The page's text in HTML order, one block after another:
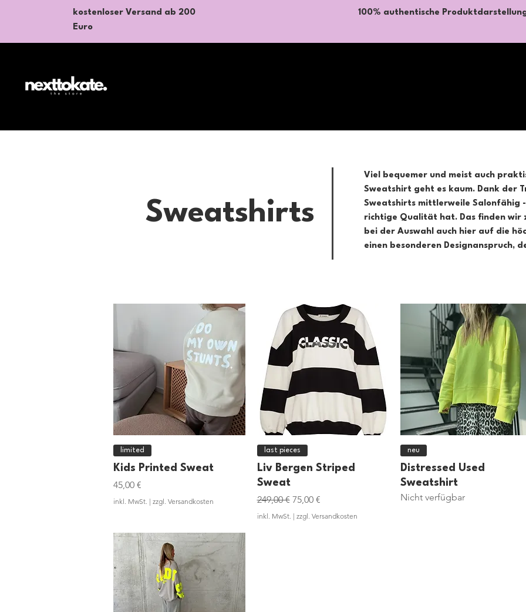
kostenloser Versand ab 200
Euro
100% authentische
Sweatshirts
Viel bequemer und meist auch
Sweatshirt geht es kaum. Dank der
Sweatshirts mittlerweile Salonfähig
richtige Qualität hat. Das finden wir
bei der Auswahl auch hier auf die
einen besonderen Designanspruch,
limited
Kids Printed Sweat
Preis
45,00 €
inkl. MwSt. | zzgl. Versandkosten
Schnellansicht
last pieces
Liv Bergen Striped
Sweat
Standardpreis
249,00 € Sale-Preis
75,00 €
inkl. MwSt. | zzgl. Versandkosten
neu
Distressed Used
Sweatshirt
Nicht verfügbar